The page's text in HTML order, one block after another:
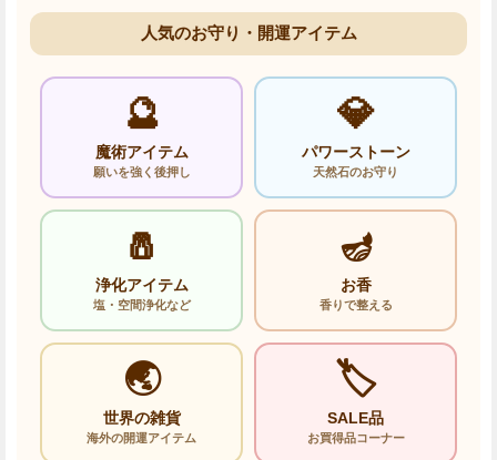
人気のお守り・開運アイテム
🔮
魔術アイテム
願いを強く後押し
💎
パワーストーン
天然石のお守り
🧂
浄化アイテム
塩・空間浄化など
🪔
お香
香りで整える
🌏
世界の雑貨
海外の開運アイテム
🏷️
SALE品
お買得品コーナー